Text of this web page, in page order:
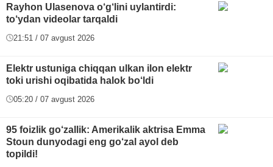
Rayhon Ulasenova o‘g‘lini uylantirdi:
to‘ydan videolar tarqaldi
21:51 / 07 avgust 2026
Elektr ustuniga chiqqan ulkan ilon elektr
toki urishi oqibatida halok bo‘ldi
05:20 / 07 avgust 2026
95 foizlik go‘zallik: Amerikalik aktrisa Emma
Stoun dunyodagi eng go‘zal ayol deb
topildi!